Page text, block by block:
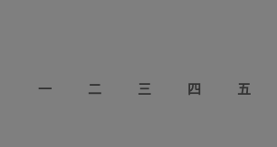
一
二 三 四 五